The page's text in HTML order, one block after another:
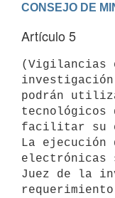
CONSEJO DE
Artículo 5
(Vigilancias
podrán
facilitar su
La
electrónicas
Juez de la